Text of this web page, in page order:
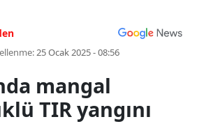
25 Ocak 2025 - 08:56
mangal
TIR yangını